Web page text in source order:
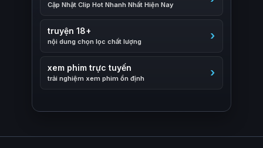
Cập Nhật Clip Hot Nhanh Nhất Hiện Nay
truyện 18+
nội dung chọn lọc chất lượng
xem phim trực tuyến
trải nghiệm xem phim ổn định